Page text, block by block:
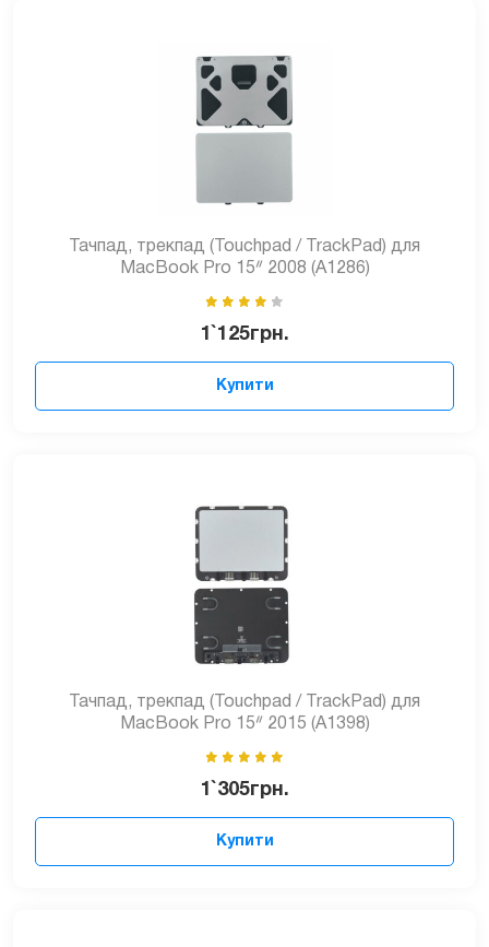
Тачпад, трекпад (Touchpad / TrackPad) для
MacBook Pro 15ᐥ 2008 (A1286)
1`125грн.
Купити
Тачпад, трекпад (Touchpad / TrackPad) для
MacBook Pro 15ᐥ 2015 (A1398)
1`305грн.
Купити